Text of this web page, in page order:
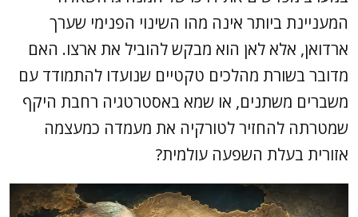
המעניינת ביותר אינה מהו השינוי הפנימי שערך
ארדואן, אלא לאן הוא מבקש להוביל את ארצו. האם
מדובר בשורת מהלכים טקטיים שנועדו להתמודד עם
משברים משתנים, או שמא באסטרטגיה רחבת היקף
שמטרתה להחזיר לטורקיה את מעמדה כמעצמה
אזורית בעלת השפעה עולמית?